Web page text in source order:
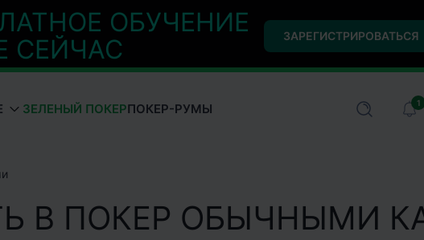
ОБУЧЕНИЕ
СЕЙЧАС
ЗАРЕГИСТРИРОВАТЬСЯ
ЗЕЛЕНЫЙ ПОКЕРПОКЕР-РУМЫ 1
В ПОКЕР ОБЫЧНЫМИ